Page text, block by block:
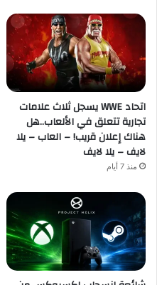
اتحاد WWE يسجل ثلاث علامات
تجارية تتعلق في الألعاب..هل
هناك إعلان قريب! – العاب – يلا
لايف – يلا لايف
منذ 7 أيام